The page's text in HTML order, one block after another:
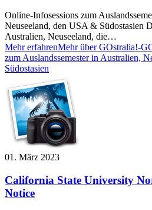
Online-Infosessions zum
Neuseeland, den USA & Südostasien
Australien, Neuseeland, die…
Mehr erfahrenMehr über GOstralia!-
zum Auslandssemester in Australien,
Südostasien
01. März 2023
California State University
Notice